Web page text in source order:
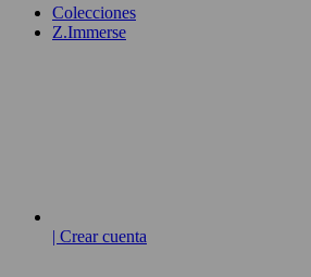
Colecciones
Z.Immerse
| Crear cuenta